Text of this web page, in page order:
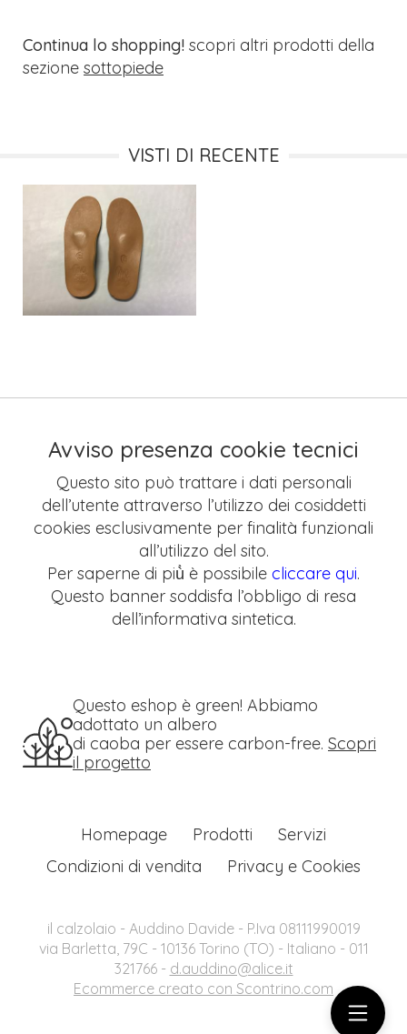
Continua lo shopping! scopri altri prodotti della
sezione sottopiede
VISTI DI RECENTE
Avviso presenza cookie tecnici
Questo sito può trattare i dati personali
dell’utente attraverso l’utilizzo dei cosiddetti
cookies esclusivamente per finalità funzionali
all’utilizzo del sito.
Per saperne di più̀ è possibile cliccare qui.
Questo banner soddisfa l’obbligo di resa
dell’informativa sintetica.
Questo eshop è green! Abbiamo
adottato un albero
di caoba per essere carbon-free. Scopri
il progetto
Homepage Prodotti
Servizi
Condizioni di vendita
Privacy e Cookies
il calzolaio - Auddino Davide - P.Iva 08111990019
via Barletta, 79C - 10136 Torino (TO) - Italiano - 011
321766 - d.auddino@alice.it
Ecommerce creato con Scontrino.com